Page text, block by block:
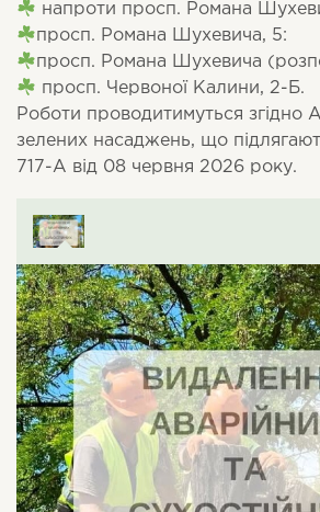
напроти просп. Романа
просп. Романа Шухевича, 5:
просп. Романа Шухевича
просп. Червоної Калини, 2-Б.
Роботи проводитимуться згідно
зелених насаджень, що
717-А від 08 червня 2026 року.